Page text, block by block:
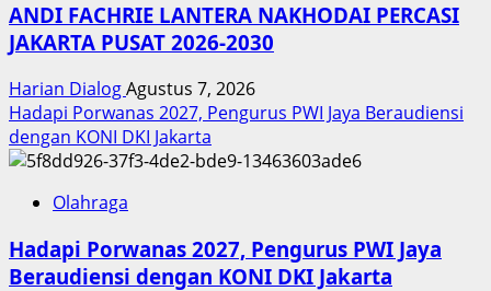
ANDI FACHRIE LANTERA NAKHODAI PERCASI
JAKARTA PUSAT 2026-2030
Harian DialogAgustus 7, 2026
Hadapi Porwanas 2027, Pengurus PWI Jaya Beraudiensi
dengan KONI DKI Jakarta
Olahraga
Hadapi Porwanas 2027, Pengurus PWI Jaya
Beraudiensi dengan KONI DKI Jakarta